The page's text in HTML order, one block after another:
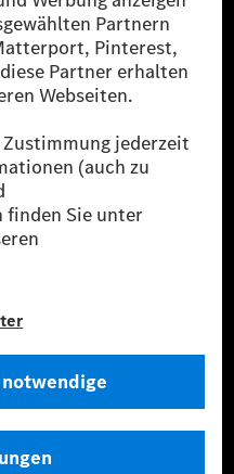
Bestandteil von MB.CHARGE
China. Sofern an der jeweiligen
Energien vorliegt,
Diese stellen
Public eine äquivalente
ins Stromnetz eingespeist wird.
vorgeschriebenen
Light vehicles Test
beziehen sich auf
und der CO₂-Ausstoß
Ausnutzung des Kraftstoffs
sondern auch vom Fahrstil und
der VO 692/2008/EG
Reichweite sind vorläufig und
„WLTP-
weder bestätigte Werte von
mit amtlichen